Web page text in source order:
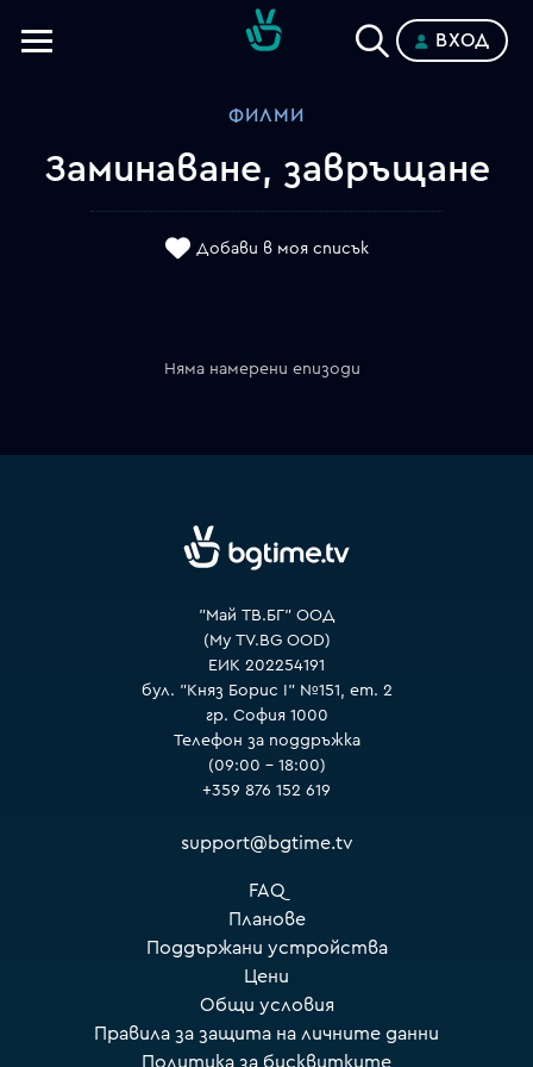
ВХОД
ФИЛМИ
Заминаване, завръщане
Добави в моя списък
Няма намерени епизоди
"Май ТВ.БГ" ООД
(My TV.BG OOD)
ЕИК 202254191
бул. "Княз Борис I" №151, ет. 2
гр. София 1000
Телефон за поддръжка
(09:00 – 18:00)
+359 876 152 619
support@bgtime.tv
FAQ
Планове
Поддържани устройства
Цени
Общи условия
Правила за защита на личните данни
Политика за бисквитките